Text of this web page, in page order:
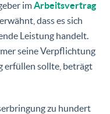
imArbeitsvertrag
dass es sich
Leistung handelt.
seine Verpflichtung
erfüllen sollte, beträgt
zu hundert